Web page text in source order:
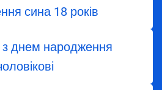
сина 18 років
з днем народження